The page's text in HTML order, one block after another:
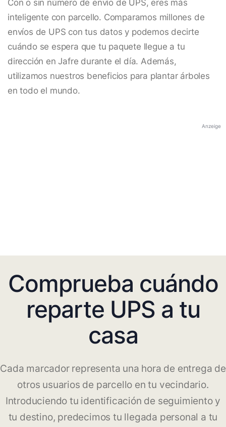
Con o sin número de envío de UPS, eres más
inteligente con parcello. Comparamos millones de
envíos de UPS con tus datos y podemos decirte
cuándo se espera que tu paquete llegue a tu
dirección en Jafre durante el día. Además,
utilizamos nuestros beneficios para plantar árboles
en todo el mundo.
Anzeige
Comprueba cuándo
reparte UPS a tu
casa
Cada marcador representa una hora de entrega de
otros usuarios de parcello en tu vecindario.
Introduciendo tu identificación de seguimiento y
tu destino, predecimos tu llegada personal a tu